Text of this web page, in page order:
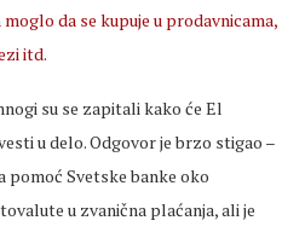
da se kupuje u prodavnicama,
itd.
su se zapitali kako će El
u delo. Odgovor je brzo stigao –
pomoć Svetske banke oko
u zvanična plaćanja, ali je